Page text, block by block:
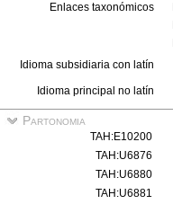
Enlaces taxonómicos
Idioma subsidiaria con latín
Idioma principal no latín
Partonomia
TAH:E10200
TAH:U6876
TAH:U6880
TAH:U6881